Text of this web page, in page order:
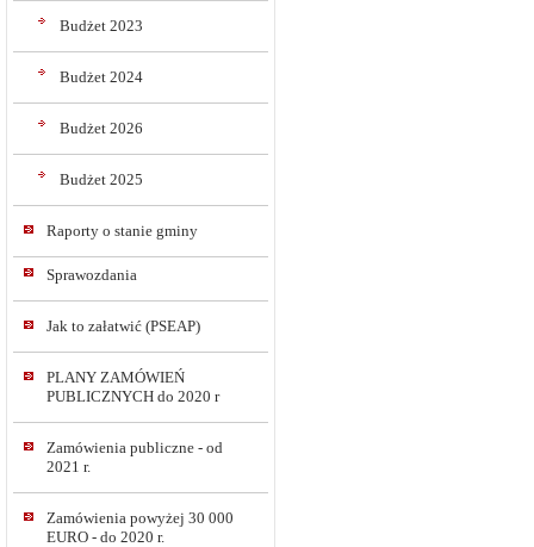
Budżet 2023
Budżet 2024
Budżet 2026
Budżet 2025
Raporty o stanie gminy
Sprawozdania
Jak to załatwić (PSEAP)
PLANY ZAMÓWIEŃ
PUBLICZNYCH do 2020 r
Zamówienia publiczne - od
2021 r.
Zamówienia powyżej 30 000
EURO - do 2020 r.